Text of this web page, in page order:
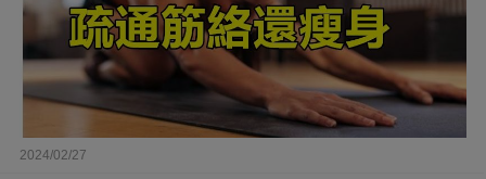
2024/02/27